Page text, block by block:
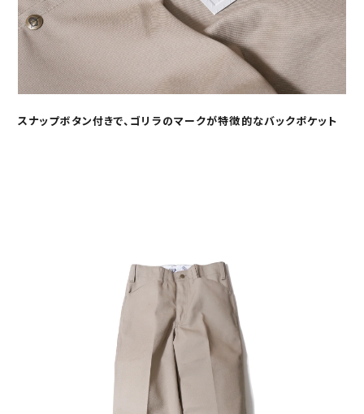
スナップボタン付きで、ゴリラのマークが特徴的なバックポケット